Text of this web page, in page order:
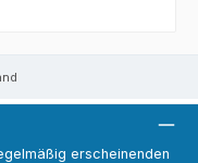
erscheinenden